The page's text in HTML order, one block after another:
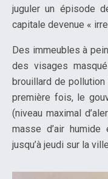
juguler un épisode
capitale devenue «
Des immeubles à
des visages
brouillard de
première fois, le
(niveau maximal
masse d’air
jusqu’à jeudi sur la